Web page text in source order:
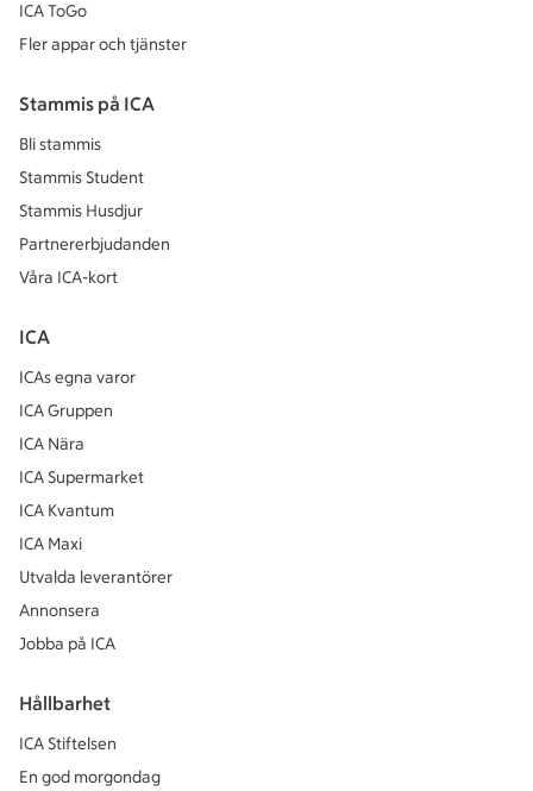
ICA ToGo
Fler appar och tjänster
Stammis på ICA
Bli stammis
Stammis Student
Stammis Husdjur
Partnererbjudanden
Våra ICA-kort
ICA
ICAs egna varor
ICA Gruppen
ICA Nära
ICA Supermarket
ICA Kvantum
ICA Maxi
Utvalda leverantörer
Annonsera
Jobba på ICA
Hållbarhet
ICA Stiftelsen
En god morgondag